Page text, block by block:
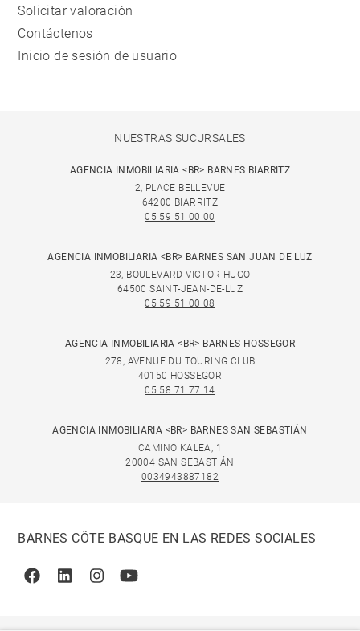
Solicitar valoración
Contáctenos
Inicio de sesión de usuario
NUESTRAS SUCURSALES
AGENCIA INMOBILIARIA <BR> BARNES BIARRITZ
2, PLACE BELLEVUE
64200 BIARRITZ
05 59 51 00 00
AGENCIA INMOBILIARIA <BR> BARNES SAN JUAN DE LUZ
23, BOULEVARD VICTOR HUGO
64500 SAINT-JEAN-DE-LUZ
05 59 51 00 08
AGENCIA INMOBILIARIA <BR> BARNES HOSSEGOR
278, AVENUE DU TOURING CLUB
40150 HOSSEGOR
05 58 71 77 14
AGENCIA INMOBILIARIA <BR> BARNES SAN SEBASTIÁN
CAMINO KALEA, 1
20004 SAN SEBASTIÁN
0034943887182
BARNES CÔTE BASQUE EN LAS REDES SOCIALES
FacebookLinkedinInstagramYoutube